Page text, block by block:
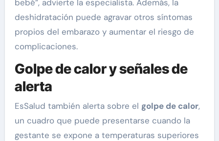
bebé”, advierte la especialista. Además, la
deshidratación puede agravar otros síntomas
propios del embarazo y aumentar el riesgo de
complicaciones.
Golpe de calor y señales de
alerta
EsSalud también alerta sobre el golpe de calor,
un cuadro que puede presentarse cuando la
gestante se expone a temperaturas superiores